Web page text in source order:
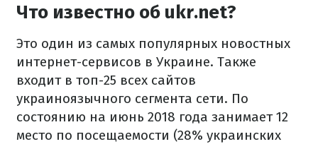
Что известно об ukr.net?
Это один из самых популярных новостных
интернет-сервисов в Украине. Также
входит в топ-25 всех сайтов
украиноязычного сегмента сети. По
состоянию на июнь 2018 года занимает 12
место по посещаемости (28% украинских